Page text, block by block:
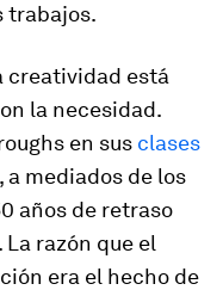
trabajos.
creatividad está
la necesidad.
en sus clases
a mediados de los
años de retraso
razón que el
era el hecho de